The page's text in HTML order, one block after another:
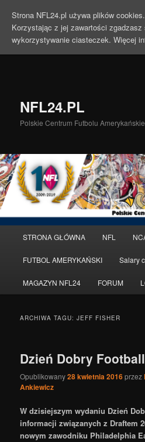
NFL24.PL
Polskie Centrum Futbolu
główne
Przeskocz
do
tekstu
Przeskocz
do
widgetów
STRONA GŁÓWNA NFL
FUTBOL AMERYKAŃSKI Salary
MAGAZYN NFL24 FORUM
ARCHIWA TAGU:JEFF FISHER
Dzień Dobry
Opublikowany28 kwietnia 2016przez
Ankiewicz
W dzisiejszym wydaniu Dzień
informacji związanych z Draftem
nowym zawodniku Philadelphia
Strona NFL24.pl używa plików cookies.
Korzystając z jej zawartości zgadzasz
wykorzystywanie ciasteczek. Więcej